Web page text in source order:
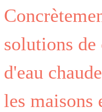
solutions de
d'eau
les maisons